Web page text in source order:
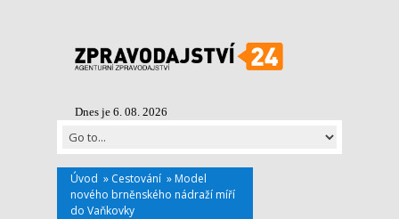
Dnes je 6. 08. 2026
Úvod » Cestování » Model
nového brněnského nádraží míří
do Vaňkovky